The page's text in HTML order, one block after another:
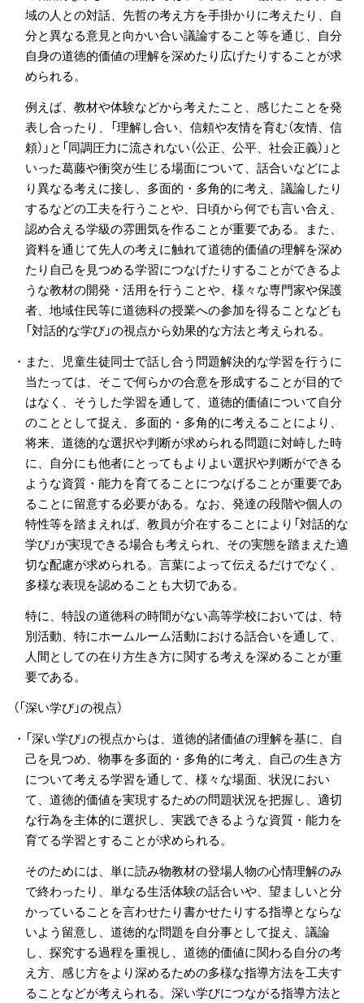
域の人との対話、先哲の考え方を手掛かりに考えたり、自
分と異なる意見と向かい合い議論すること等を通じ、自分
自身の道徳的価値の理解を深めたり広げたりすることが求
められる。
例えば、教材や体験などから考えたこと、感じたことを発
表し合ったり、「理解し合い、信頼や友情を育む（友情、信
頼）」と「同調圧力に流されない（公正、公平、社会正義）」と
いった葛藤や衝突が生じる場面について、話合いなどによ
り異なる考えに接し、多面的・多角的に考え、議論したり
するなどの工夫を行うことや、日頃から何でも言い合え、
認め合える学級の雰囲気を作ることが重要である。また、
資料を通じて先人の考えに触れて道徳的価値の理解を深め
たり自己を見つめる学習につなげたりすることができるよ
うな教材の開発・活用を行うことや、様々な専門家や保護
者、地域住民等に道徳科の授業への参加を得ることなども
「対話的な学び」の視点から効果的な方法と考えられる。
・また、児童生徒同士で話し合う問題解決的な学習を行うに
当たっては、そこで何らかの合意を形成することが目的で
はなく、そうした学習を通して、道徳的価値について自分
のこととして捉え、多面的・多角的に考えることにより、
将来、道徳的な選択や判断が求められる問題に対峙した時
に、自分にも他者にとってもよりよい選択や判断ができる
ような資質・能力を育てることにつなげることが重要であ
ることに留意する必要がある。なお、発達の段階や個人の
特性等を踏まえれば、教員が介在することにより「対話的な
学び」が実現できる場合も考えられ、その実態を踏まえた適
切な配慮が求められる。言葉によって伝えるだけでなく、
多様な表現を認めることも大切である。
特に、特設の道徳科の時間がない高等学校においては、特
別活動、特にホームルーム活動における話合いを通して、
人間としての在り方生き方に関する考えを深めることが重
要である。
（「深い学び」の視点）
・「深い学び」の視点からは、道徳的諸価値の理解を基に、自
己を見つめ、物事を多面的・多角的に考え、自己の生き方
について考える学習を通して、様々な場面、状況におい
て、道徳的価値を実現するための問題状況を把握し、適切
な行為を主体的に選択し、実践できるような資質・能力を
育てる学習とすることが求められる。
そのためには、単に読み物教材の登場人物の心情理解のみ
で終わったり、単なる生活体験の話合いや、望ましいと分
かっていることを言わせたり書かせたりする指導とならな
いよう留意し、道徳的な問題を自分事として捉え、議論
し、探究する過程を重視し、道徳的価値に関わる自分の考
え方、感じ方をより深めるための多様な指導方法を工夫す
ることなどが考えられる。深い学びにつながる指導方法と